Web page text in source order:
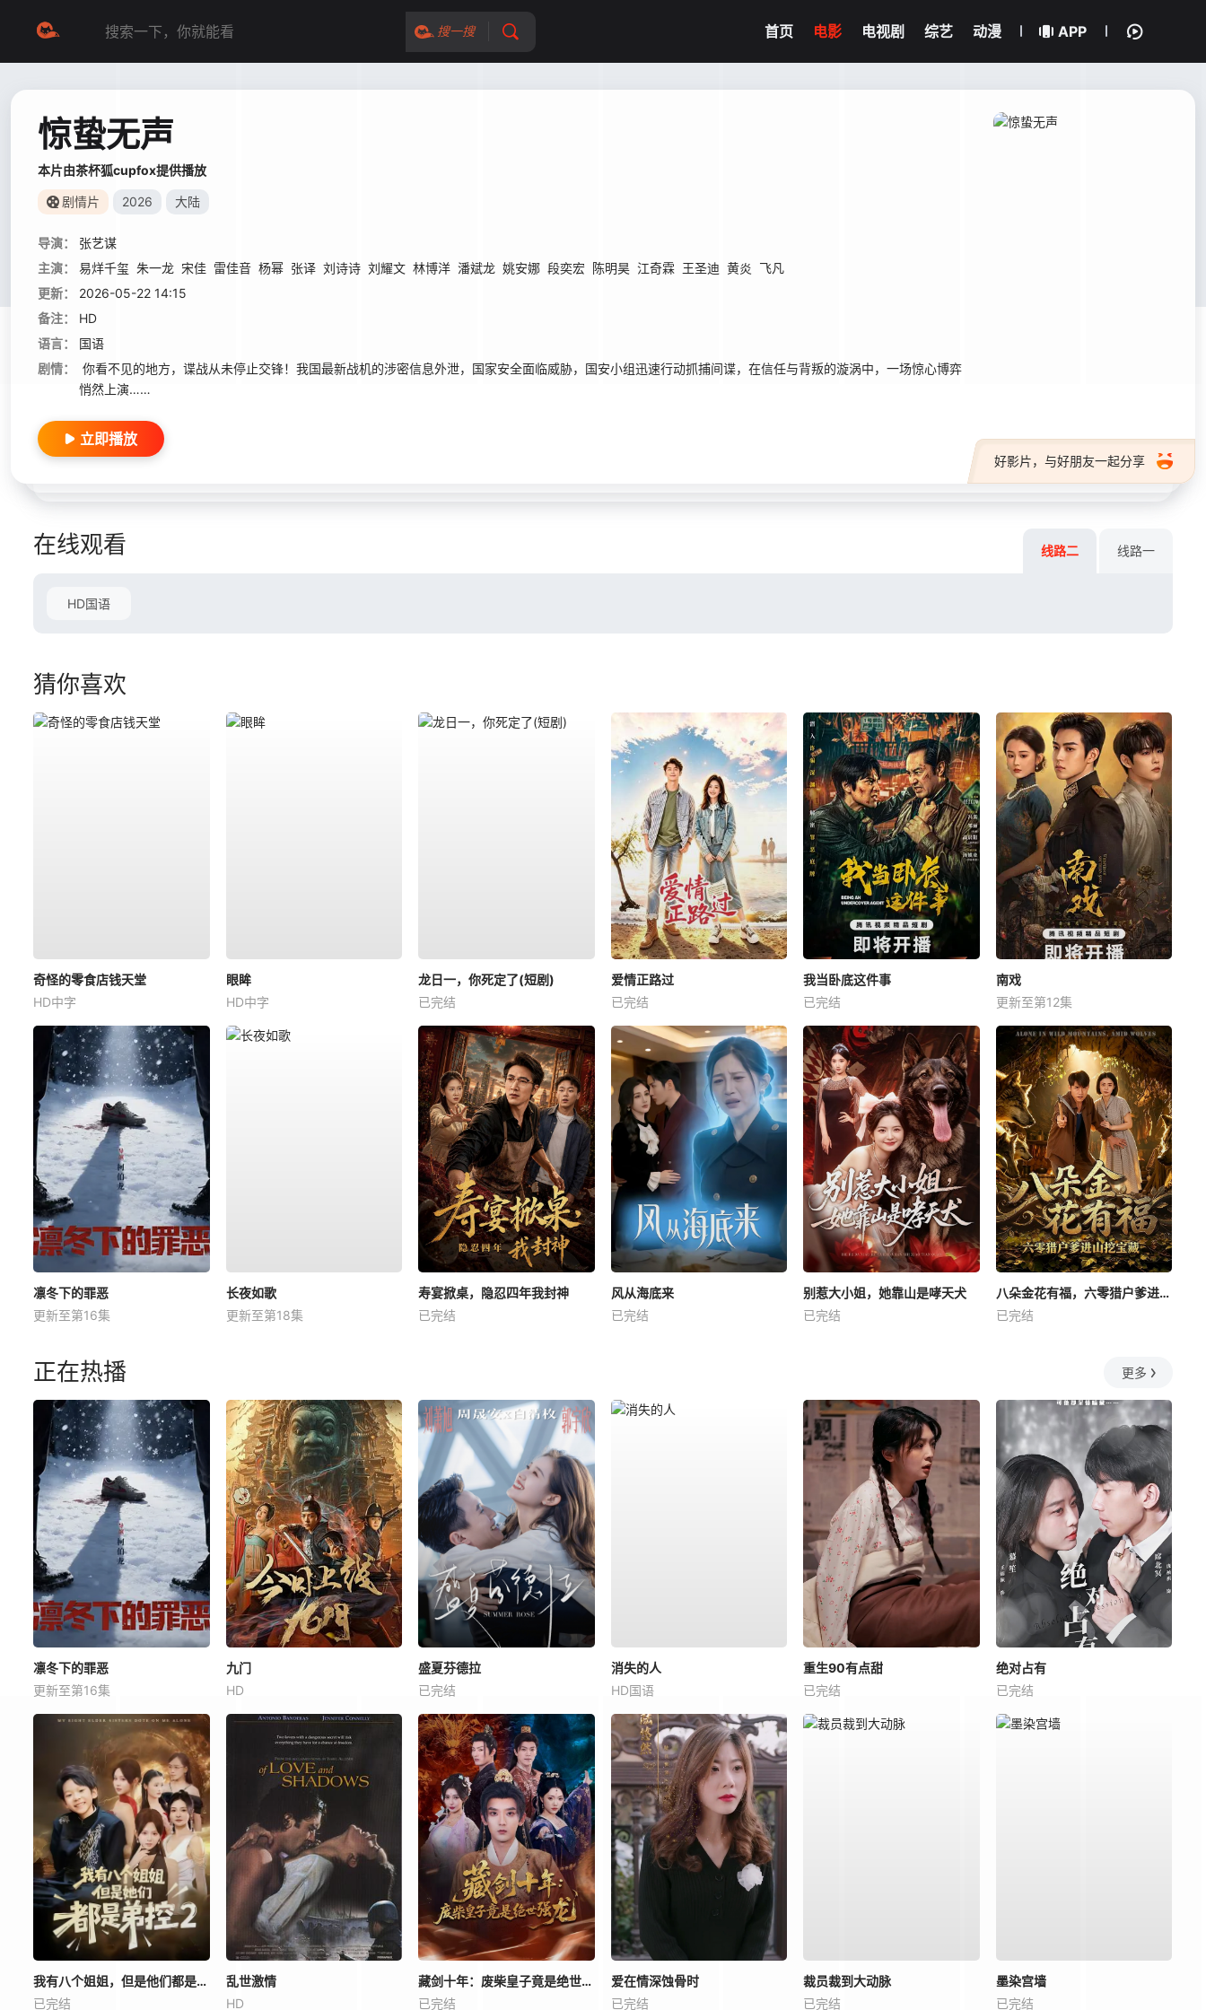
搜一搜 首页 电影 电视剧 综艺 动漫 APP
惊蛰无声
本片由茶杯狐cupfox提供播放
剧情片 2026 大陆
导演：
张艺谋
主演：
易烊千玺 朱一龙 宋佳 雷佳音 杨幂 张译 刘诗诗 刘耀文 林博洋 潘斌龙 姚安娜 段奕宏 陈明昊 江奇霖 王圣迪 黄炎 飞凡
更新：
2026-05-22 14:15
备注：
HD
语言：
国语
剧情：
你看不见的地方，谍战从未停止交锋！我国最新战机的涉密信息外泄，国家安全面临威胁，国安小组迅速行动抓捕间谍，在信任与背叛的漩涡中，一场惊心博弈
悄然上演……
好影片，与好朋友一起分享
立即播放
在线观看 线路二 线路一
HD国语
猜你喜欢
奇怪的零食店钱天堂
HD中字
眼眸
HD中字
龙日一，你死定了(短剧)
已完结
爱情正路过
已完结
我当卧底这件事
已完结
南戏
更新至第12集
凛冬下的罪恶
更新至第16集
长夜如歌
更新至第18集
寿宴掀桌，隐忍四年我封神
已完结
风从海底来
已完结
别惹大小姐，她靠山是哮天犬
已完结
八朵金花有福，六零猎户爹进山挖宝藏
已完结
正在热播 更多
凛冬下的罪恶
更新至第16集
九门
HD
盛夏芬德拉
已完结
消失的人
HD国语
重生90有点甜
已完结
绝对占有
已完结
我有八个姐姐，但是他们都是弟控2
已完结
乱世激情
HD
藏剑十年：废柴皇子竟是绝世强龙
已完结
爱在情深蚀骨时
已完结
裁员裁到大动脉
已完结
墨染宫墙
已完结